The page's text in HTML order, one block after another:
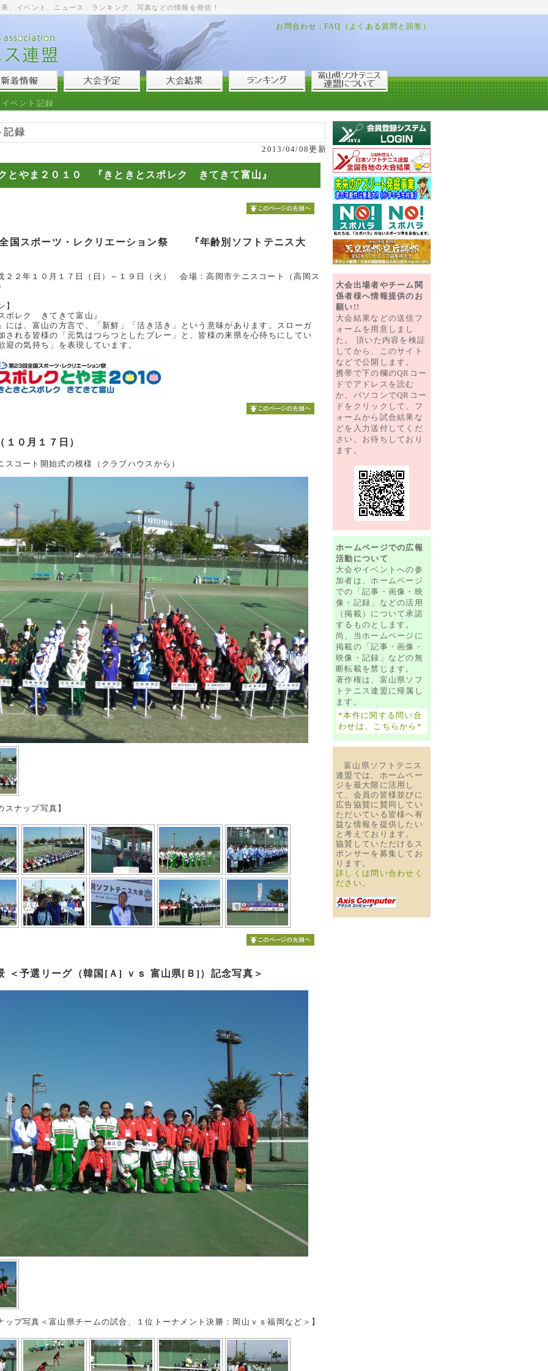
、イベント、ニュース、ランキング、写真などの情報を発信！
お問合わせ FAQ（よくある質問と回答）
イベント記録
記録
2013/04/08更新
とやま２０１０ 『きときとスポレク きてきて富山』
国スポーツ・レクリエーション祭 『年齢別ソフトテニス大
２２年１０月１７日（日）～１９日（火） 会場：高岡市テニスコート（高岡ス
】
ポレク きてきて富山』
には、富山の方言で、「新鮮」「活き活き」という意味があります。スローガ
される皆様の「元気はつらつとしたプレー」と、皆様の来県を心待ちにしてい
迎の気持ち」を表現しています。
１０月１７日）
スコート開始式の模様（クラブハウスから）
スナップ写真】
＜予選リーグ（韓国[Ａ] ｖｓ 富山県[Ｂ]）記念写真＞
ップ写真＜富山県チームの試合、１位トーナメント決勝：岡山ｖｓ福岡など＞】
大会出場者やチーム関
係者様へ情報提供のお
願い!!
大会結果などの送信フ
ォームを用意しまし
た。 頂いた内容を検証
してから、このサイト
などで公開します。
携帯で下の欄のQRコー
ドでアドレスを読む
か、パソコンでQRコー
ドをクリックして、フ
ォームから試合結果な
どを入力送付してくだ
さい。お待ちしており
ます。
ホームページでの広報
活動について
大会やイベントへの参
加者は、ホームページ
での「記事・画像・映
像・記録」などの活用
（掲載）について承諾
するものとします。
尚、当ホームページに
掲載の「記事・画像・
映像・記録」などの無
断転載を禁じます。
著作権は、富山県ソフ
トテニス連盟に帰属し
ます。
*本件に関する問い合
わせは、こちらから*
富山県ソフトテニス
連盟では、ホームペー
ジを最大限に活用し
て、会員の皆様並びに
広告協賛に賛同してい
ただいている皆様へ有
益な情報を提供したい
と考えております。
協賛していただけるス
ポンサーを募集してお
ります。
詳しくは問い合わせく
ださい。